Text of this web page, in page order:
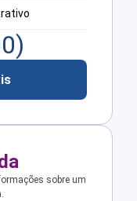
)
sobre um